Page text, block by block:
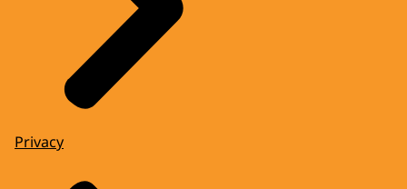
Privacy